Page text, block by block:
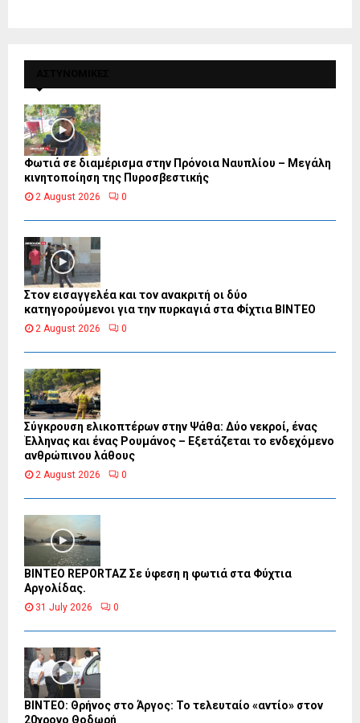
Φωτιά σε διαμέρισμα στην Πρόνοια Ναυπλίου – Μεγάλη
κινητοποίηση της Πυροσβεστικής
2 August 2026 0
Στον εισαγγελέα και τον ανακριτή οι δύο
κατηγορούμενοι για την πυρκαγιά στα Φίχτια ΒΙΝΤΕΟ
2 August 2026 0
Σύγκρουση ελικοπτέρων στην Ψάθα: Δύο νεκροί, ένας
Έλληνας και ένας Ρουμάνος – Εξετάζεται το ενδεχόμενο
ανθρώπινου λάθους
2 August 2026 0
BINTEO REPORTAZ Σε ύφεση η φωτιά στα Φύχτια
Αργολίδας.
31 July 2026 0
ΒΙΝΤΕΟ: Θρήνος στο Άργος: Το τελευταίο «αντίο» στον
20χρονο Θοδωρή